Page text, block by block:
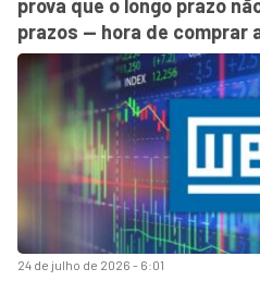
24 de julho de 2026 - 6:01
prova que o longo prazo
prazos — hora de comprar